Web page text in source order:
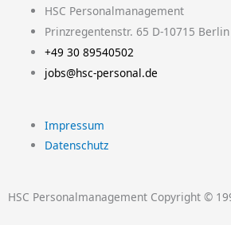
n
k
e
d
i
u
t
u
b
e
c
e
o
i
r
s
r
HSC Personalmanagement
Prinzregentenstr. 65 D-10715 Berlin
+49 30 89540502
jobs@hsc-personal.de
Impressum
Datenschutz
HSC Personalmanagement Copyright ©